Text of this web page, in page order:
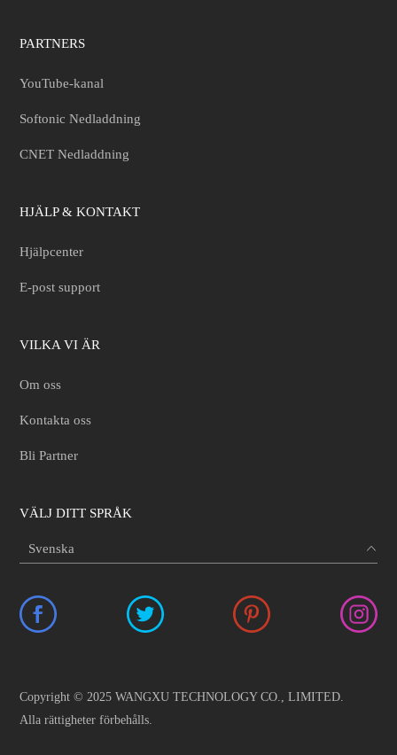
PARTNERS
YouTube-kanal
Softonic Nedladdning
CNET Nedladdning
HJÄLP & KONTAKT
Hjälpcenter
E-post support
VILKA VI ÄR
Om oss
Kontakta oss
Bli Partner
VÄLJ DITT SPRÅK
Copyright © 2025 WANGXU TECHNOLOGY CO., LIMITED.
Alla rättigheter förbehålls.